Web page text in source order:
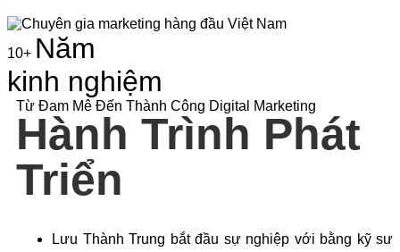
10+ Năm
kinh nghiệm
Từ Đam Mê Đến Thành Công Digital Marketing
Hành Trình Phát
Triển
Lưu Thành Trung bắt đầu sự nghiệp với bằng kỹ sư